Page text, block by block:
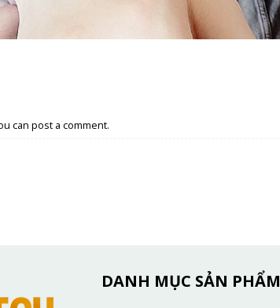
can post a comment.
DANH MỤC SẢN PHẨM